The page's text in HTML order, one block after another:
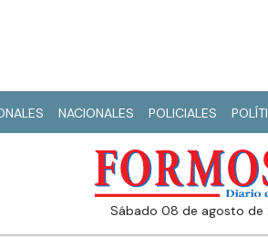
NACIONALES POLICIALES
sábado 08 de agosto de